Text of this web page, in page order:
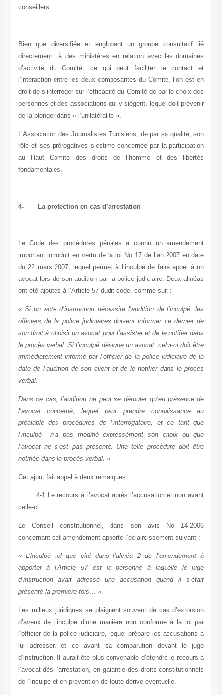
conseillers
Bien que diversifiée et englobant un groupe consultatif lié
directement à des ministères en relation avec les domaines
d’activité du Comité, ce qui peut faciliter le contact et
l’interaction entre les deux composantes du Comité, l’on est en
droit de s’interroger sur l’efficacité du Comité de par le choix des
personnes et des associations qui y siègent, lequel doit prévenir
de la plonger dans « l’unilatéralité ».
L’Association des Journalistes Tunisiens, de par sa qualité, son
rôle et ses prérogatives s’estime concernée par la participation
au Haut Comité des droits de l’homme et des libertés
fondamentales.
4- La protection en cas d’arrestation
Le Code des procédures pénales a connu un amendement
important introduit en vertu de la loi No 17 de l’an 2007 en date
du 22 mars 2007, lequel permet à l’inculpé de faire appel à un
avocat lors de son audition par la police judiciaire. Deux alinéas
ont été ajoutés à l’Article 57 dudit code, comme suit :
« Si un acte d’instruction nécessite l’audition de l’inculpé, les
officiers de la police judiciaires doivent informer ce dernier de
son droit à choisir un avocat pour l’assister et de le notifier dans
le procès verbal. Si l’inculpé désigne un avocat, celui-ci doit être
immédiatement informé par l’officier de la police judiciaire de la
date de l’audition de son client et de le notifier dans le procès
verbal.
Dans ce cas, l’audition ne peut se dérouler qu’en présence de
l’avocat concerné, lequel peut prendre connaissance au
préalable des procédures de l’interrogatoire, et ce tant que
l’inculpé n’a pas modifié expressément son choix ou que
l’avocat ne s’est pas présenté. Une telle procédure doit être
notifiée dans le procès verbal. »
Cet ajout fait appel à deux remarques :
4-1 Le recours à l’avocat après l’accusation et non avant
celle-ci :
Le Conseil constitutionnel, dans son avis No 14-2006
concernant cet amendement apporte l’éclaircissement suivant :
« L’inculpé tel que cité dans l’alinéa 2 de l’amendement à
apporter à l’Article 57 est la personne à laquelle le juge
d’instruction avait adressé une accusation quand il s’était
présenté la première fois… ».
Les milieux juridiques se plaignent souvent de cas d’extorsion
d’aveux de l’inculpé d’une manière non conforme à la loi par
l’officier de la police judiciaire, lequel prépare les accusations à
lui adresser, et ce avant sa comparution devant le juge
d’instruction. Il aurait été plus convenable d’étendre le recours à
l’avocat dès l’arrestation, en garantie des droits constitutionnels
de l’inculpé et en prévention de toute dérive éventuelle.